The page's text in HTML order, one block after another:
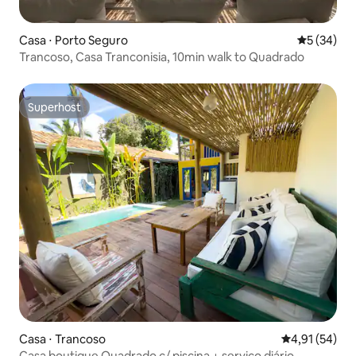
Casa ⋅ Porto Seguro 5 de uma
5 (34)
Trancoso, Casa Tranconisia, 10min walk to Quadrado
Superhost
Superhost
Casa ⋅ Trancoso 4,91 de uma
4,91 (54)